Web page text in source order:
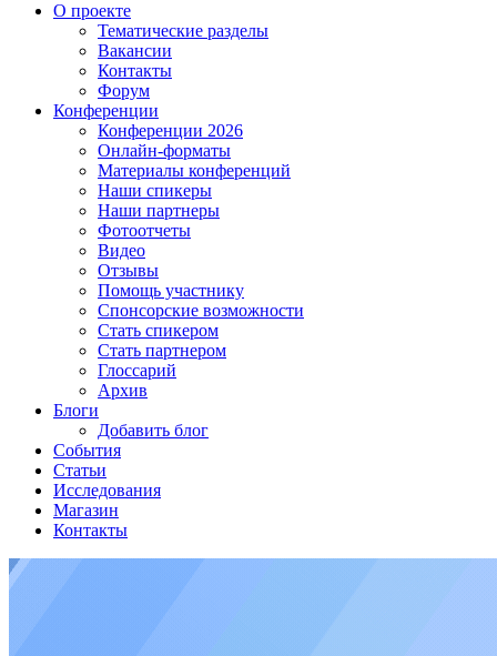
О проекте
Тематические разделы
Вакансии
Контакты
Форум
Конференции
Конференции 2026
Онлайн-форматы
Материалы конференций
Наши спикеры
Наши партнеры
Фотоотчеты
Видео
Отзывы
Помощь участнику
Спонсорские возможности
Стать спикером
Стать партнером
Глоссарий
Архив
Блоги
Добавить блог
События
Статьи
Исследования
Магазин
Контакты